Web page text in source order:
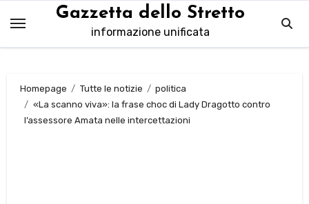
contenuto
Gazzetta dello Stretto
informazione unificata
Homepage Tutte le notizie
politica
«La scanno viva»: la frase choc di Lady Dragotto contro
l’assessore Amata nelle intercettazioni